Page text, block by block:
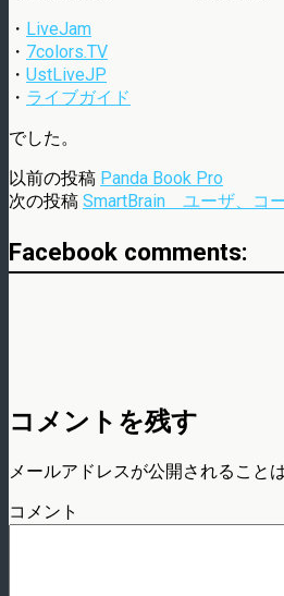
・ LiveJam
・ 7colors.TV
・ UstLiveJP
・ ライブガイド
でした。
以前の投稿 Panda Book Pro
次の投稿 SmartBrain ユーザ、コ
Facebook comments:
コメントを残す
メールアドレスが公開されること
コメント